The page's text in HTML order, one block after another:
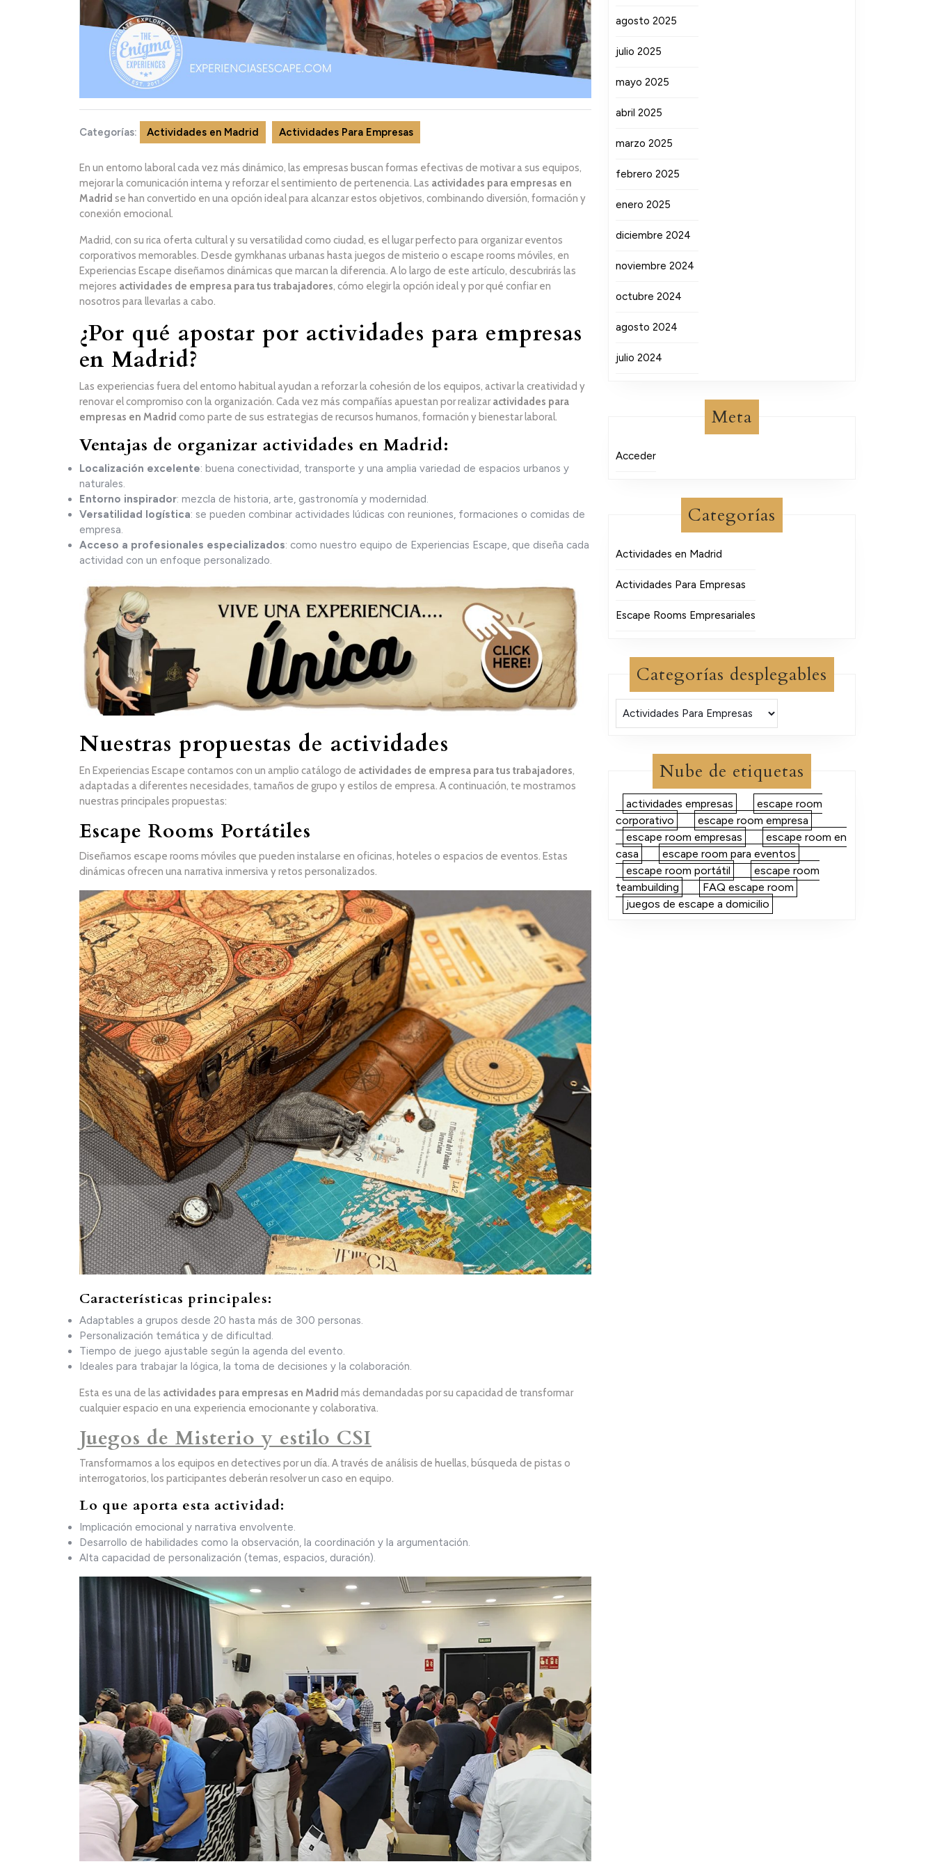
Categorías: Actividades en Madrid Actividades Para Empresas
En un entorno laboral cada vez más dinámico, las empresas buscan formas efectivas de motivar a sus equipos,
mejorar la comunicación interna y reforzar el sentimiento de pertenencia. Las actividades para empresas en
Madrid se han convertido en una opción ideal para alcanzar estos objetivos, combinando diversión, formación y
conexión emocional.
Madrid, con su rica oferta cultural y su versatilidad como ciudad, es el lugar perfecto para organizar eventos
corporativos memorables. Desde gymkhanas urbanas hasta juegos de misterio o escape rooms móviles, en
Experiencias Escape diseñamos dinámicas que marcan la diferencia. A lo largo de este artículo, descubrirás las
mejores actividades de empresa para tus trabajadores, cómo elegir la opción ideal y por qué confiar en
nosotros para llevarlas a cabo.
¿Por qué apostar por actividades para empresas
en Madrid?
Las experiencias fuera del entorno habitual ayudan a reforzar la cohesión de los equipos, activar la creatividad y
renovar el compromiso con la organización. Cada vez más compañías apuestan por realizaractividades para
empresas en Madrid como parte de sus estrategias de recursos humanos, formación y bienestar laboral.
Ventajas de organizar actividades en Madrid:
Localización excelente: buena conectividad, transporte y una amplia variedad de espacios urbanos y
naturales.
Entorno inspirador: mezcla de historia, arte, gastronomía y modernidad.
Versatilidad logística: se pueden combinar actividades lúdicas con reuniones, formaciones o comidas de
empresa.
Acceso a profesionales especializados: como nuestro equipo de Experiencias Escape, que diseña cada
actividad con un enfoque personalizado.
Nuestras propuestas de actividades
En Experiencias Escape contamos con un amplio catálogo de actividades de empresa para tus trabajadores,
adaptadas a diferentes necesidades, tamaños de grupo y estilos de empresa. A continuación, te mostramos
nuestras principales propuestas:
Escape Rooms Portátiles
Diseñamos escape rooms móviles que pueden instalarse en oficinas, hoteles o espacios de eventos. Estas
dinámicas ofrecen una narrativa inmersiva y retos personalizados.
Características principales:
Adaptables a grupos desde 20 hasta más de 300 personas.
Personalización temática y de dificultad.
Tiempo de juego ajustable según la agenda del evento.
Ideales para trabajar la lógica, la toma de decisiones y la colaboración.
Esta es una de las actividades para empresas en Madrid más demandadas por su capacidad de transformar
cualquier espacio en una experiencia emocionante y colaborativa.
Juegos de Misterio y estilo CSI
Transformamos a los equipos en detectives por un día. A través de análisis de huellas, búsqueda de pistas o
interrogatorios, los participantes deberán resolver un caso en equipo.
Lo que aporta esta actividad:
Implicación emocional y narrativa envolvente.
Desarrollo de habilidades como la observación, la coordinación y la argumentación.
Alta capacidad de personalización (temas, espacios, duración).
agosto 2025
julio 2025
mayo 2025
abril 2025
marzo 2025
febrero 2025
enero 2025
diciembre 2024
noviembre 2024
octubre 2024
agosto 2024
julio 2024
Meta
Acceder
Categorías
Actividades en Madrid
Actividades Para Empresas
Escape Rooms Empresariales
Categorías desplegables
Nube de etiquetas
actividades empresas
escape room
corporativo
escape room empresa
escape room empresas
escape room en
casa
escape room para eventos
escape room portátil
escape room
teambuilding
FAQ escape room
juegos de escape a domicilio